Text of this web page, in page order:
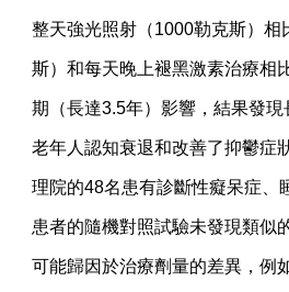
整天強光照射（1000勒克斯）相
斯）和每天晚上褪黑激素治療相
期（長達3.5年）影響，結果發現
老年人認知衰退和改善了抑鬱症
理院的48名患有診斷性癡呆症、
患者的隨機對照試驗未發現類似
可能歸因於治療劑量的差異，例